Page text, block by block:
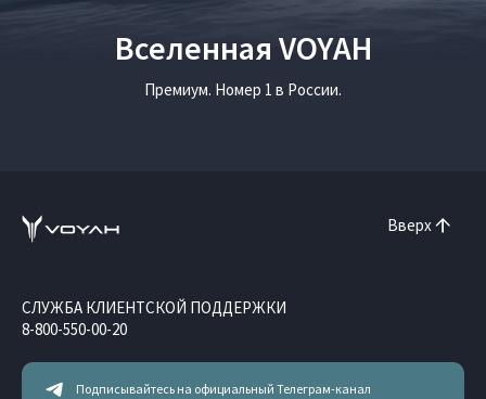
Вселенная VOYAH
Премиум. Номер 1 в России.
Вверх
Подписывайтесь на официальный Телеграм-канал
СЛУЖБА КЛИЕНТСКОЙ ПОДДЕРЖКИ
8-800-550-00-20